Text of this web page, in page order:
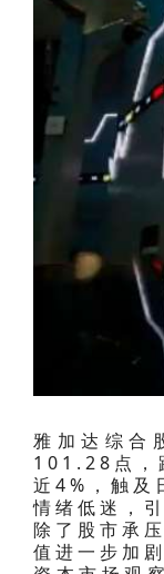
雅加达综合
101.28点，
近4%，触及
情绪低迷，
除了股市承
值进一步加